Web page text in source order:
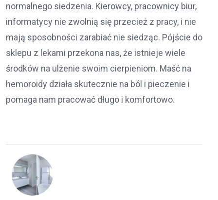
normalnego siedzenia. Kierowcy, pracownicy biur,
informatycy nie zwolnią się przecież z pracy, i nie
mają sposobności zarabiać nie siedząc. Pójście do
sklepu z lekami przekona nas, że istnieje wiele
środków na ulżenie swoim cierpieniom. Maść na
hemoroidy działa skutecznie na ból i pieczenie i
pomaga nam pracować długo i komfortowo.